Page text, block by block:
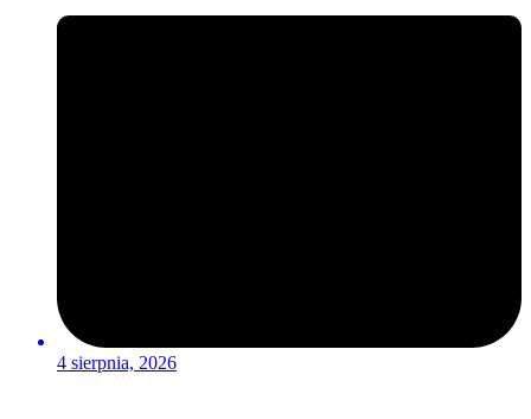
4 sierpnia, 2026